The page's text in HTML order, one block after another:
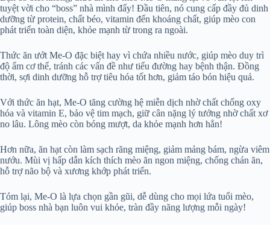
tuyệt vời cho “boss” nhà mình đấy! Đầu tiên, nó cung cấp đầy đủ dinh
dưỡng từ protein, chất béo, vitamin đến khoáng chất, giúp mèo con
phát triển toàn diện, khỏe mạnh từ trong ra ngoài.
Thức ăn ướt Me-O đặc biệt hay vì chứa nhiều nước, giúp mèo duy trì
độ ẩm cơ thể, tránh các vấn đề như tiểu đường hay bệnh thận. Đồng
thời, sợi dinh dưỡng hỗ trợ tiêu hóa tốt hơn, giảm táo bón hiệu quả.
Với thức ăn hạt, Me-O tăng cường hệ miễn dịch nhờ chất chống oxy
hóa và vitamin E, bảo vệ tim mạch, giữ cân nặng lý tưởng nhờ chất xơ
no lâu. Lông mèo còn bóng mượt, da khỏe mạnh hơn hẳn!
Hơn nữa, ăn hạt còn làm sạch răng miệng, giảm mảng bám, ngừa viêm
nướu. Mùi vị hấp dẫn kích thích mèo ăn ngon miệng, chống chán ăn,
hỗ trợ não bộ và xương khớp phát triển.
Tóm lại, Me-O là lựa chọn gần gũi, dễ dùng cho mọi lứa tuổi mèo,
giúp boss nhà bạn luôn vui khỏe, tràn đầy năng lượng mỗi ngày!